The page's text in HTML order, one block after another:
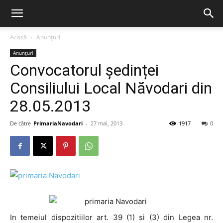
Acasă Anunțuri
Anunțuri
Convocatorul ședinței
Consiliului Local Năvodari din
28.05.2013
De către PrimariaNavodari - 27 mai, 2013 0
1917
In temeiul dispozitiilor art. 39 (1) si (3) din Legea nr.